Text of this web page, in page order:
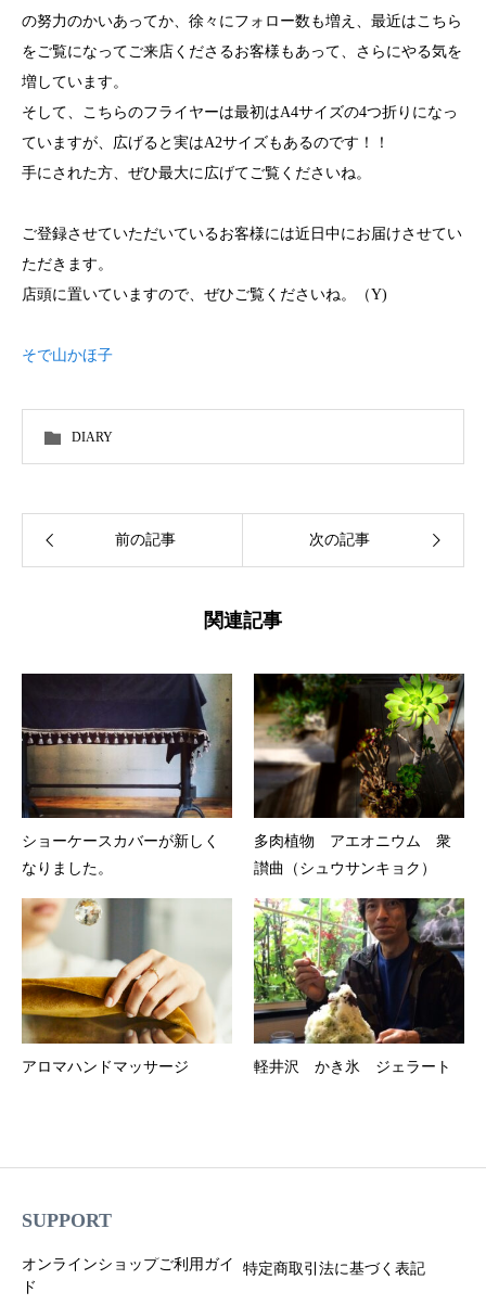
の努力のかいあってか、徐々にフォロー数も増え、最近はこちら
をご覧になってご来店くださるお客様もあって、さらにやる気を
増しています。
そして、こちらのフライヤーは最初はA4サイズの4つ折りになっ
ていますが、広げると実はA2サイズもあるのです！！
手にされた方、ぜひ最大に広げてご覧くださいね。
ご登録させていただいているお客様には近日中にお届けさせてい
ただきます。
店頭に置いていますので、ぜひご覧くださいね。（Y)
そで山かほ子
DIARY
前の記事 次の記事
関連記事
ショーケースカバーが新しく
なりました。
多肉植物 アエオニウム 衆
讃曲（シュウサンキョク）
アロマハンドマッサージ 軽井沢 かき氷 ジェラート
SUPPORT
オンラインショップご利用ガイ
ド
特定商取引法に基づく表記